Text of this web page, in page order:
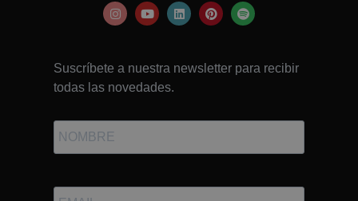
Suscríbete a nuestra newsletter para recibir
todas las novedades.